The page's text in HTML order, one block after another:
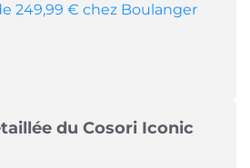
249,99 € chez Boulanger
du Cosori Iconic